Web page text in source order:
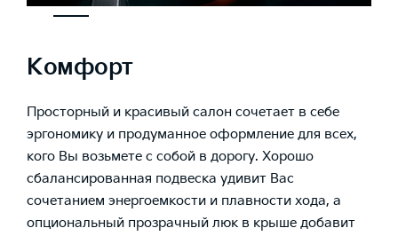
Комфорт
Просторный и красивый салон сочетает в себе
эргономику и продуманное оформление для всех,
кого Вы возьмете с собой в дорогу. Хорошо
сбалансированная подвеска удивит Вас
сочетанием энергоемкости и плавности хода, а
опциональный прозрачный люк в крыше добавит